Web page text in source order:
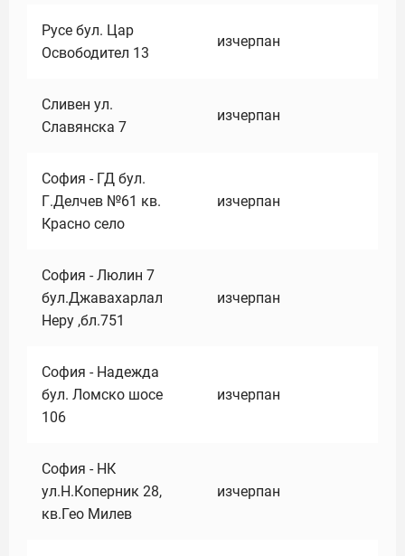
Русе бул. Цар
Освободител 13
изчерпан
Сливен ул.
Славянска 7
изчерпан
София - ГД бул.
Г.Делчев №61 кв.
Красно село
изчерпан
София - Люлин 7
бул.Джавахарлал
Неру ,бл.751
изчерпан
София - Надежда
бул. Ломско шосе
106
изчерпан
София - НК
ул.Н.Коперник 28,
кв.Гео Милев
изчерпан